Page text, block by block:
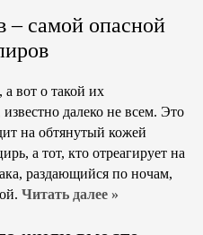
– самой опасной
вот о такой их
далеко не всем. Это
на обтянутый кожей
а тот, кто отреагирует на
раздающийся по ночам,
Читать далее »